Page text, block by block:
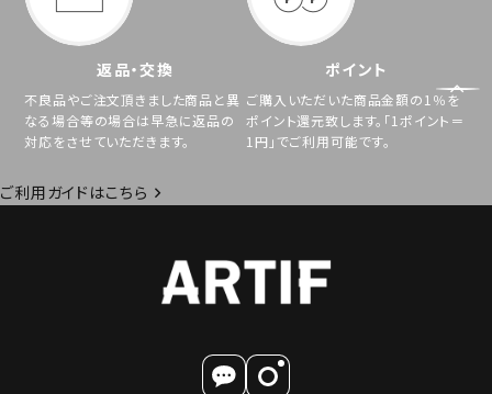
返品・交換
不良品やご注文頂きました商品と異
なる場合等の場合は早急に返品の
対応をさせていただきます。
ポイント
ご購入いただいた商品金額の1％を
ポイント還元致します。「1ポイント＝
1円」でご利用可能です。
ご利用ガイドはこちら